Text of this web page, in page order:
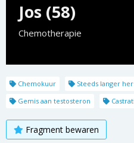
Jos (58)
Chemotherapie
Chemokuur Steeds langer
Gemis aan testosteron
Fragment bewaren